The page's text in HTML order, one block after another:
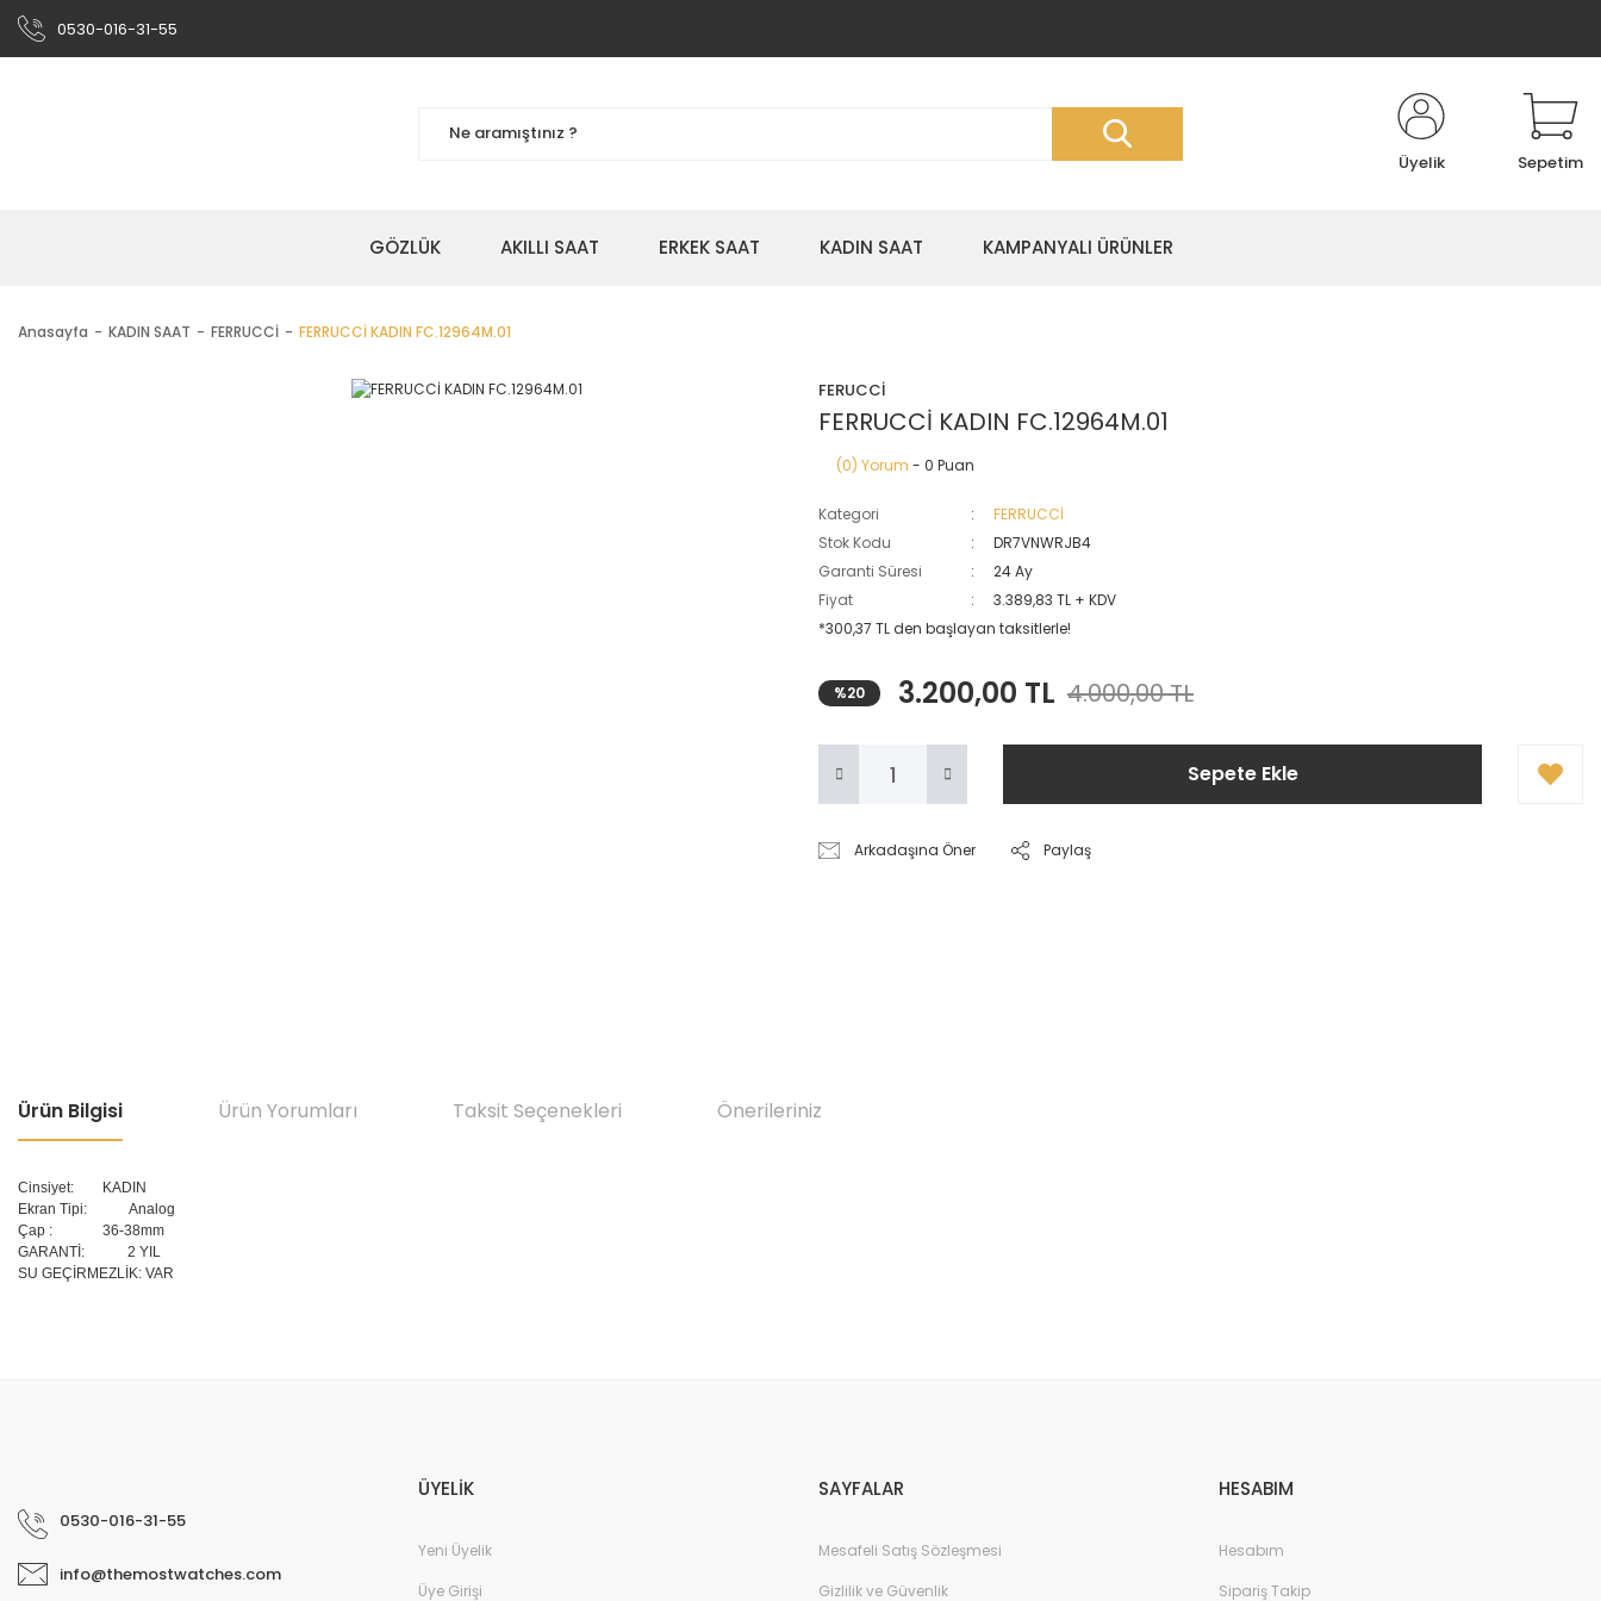
0530-016-31-55
Üyelik Sepetim
GÖZLÜK AKILLI SAAT ERKEK SAAT KADIN SAAT KAMPANYALI ÜRÜNLER
Anasayfa KADIN SAAT FERRUCCİ FERRUCCİ KADIN FC.12964M.01
FERUCCİ
FERRUCCİ KADIN FC.12964M.01
(0) Yorum - 0 Puan
Kategori
FERRUCCİ
Stok Kodu
DR7VNWRJB4
Garanti Süresi
24 Ay
Fiyat
3.389,83 TL + KDV
*300,37 TL den başlayan taksitlerle!
%20 3.200,00 TL 4.000,00 TL
Sepete Ekle
Arkadaşına Öner Paylaş
Ürün Bilgisi Ürün Yorumları Taksit Seçenekleri Önerileriniz
Cinsiyet:
KADIN
Ekran Tipi: Analog
Çap :
36-38mm
GARANTİ: 2 YIL
SU GEÇİRMEZLİK: VAR
Ürün bilgilerinde hatalar bulunuyor.
Bu ürüne benzer farklı alternatifler olmalı.
0530-016-31-55
info@themostwatches.com
ÜYELİK
Yeni Üyelik
Üye Girişi
SAYFALAR
Mesafeli Satış Sözleşmesi
Gizlilik ve Güvenlik
HESABIM
Hesabım
Sipariş Takip